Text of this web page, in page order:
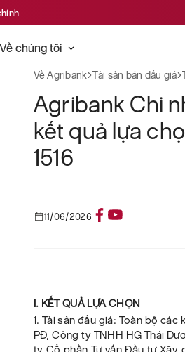
Về chúng tôi
Về Agribank Tài sản bán đấu giá
Agribank Chi
kết quả lựa
1516
11/06/2026
I. KẾT QUẢ LỰA CHỌN
1. Tài sản đấu giá: Toàn bộ
PĐ, Công ty TNHH HG Thái
ty Cổ phần Tư vấn Đầu tư Xây